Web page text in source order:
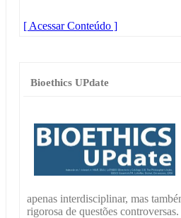
[ Acessar Conteúdo ]
Bioethics UPdate
apenas interdisciplinar, mas
rigorosa de questões controversas.